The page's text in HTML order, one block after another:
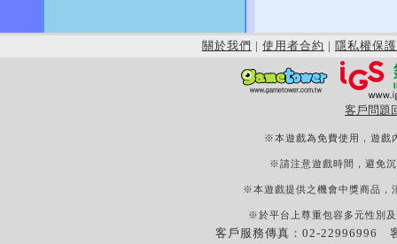
關於我們 | 使用者合約 | 隱私權保護
客戶問題
※本遊戲為免費使用，遊戲
※請注意遊戲時間，避免
※本遊戲提供之機會中獎商品，
※於平台上尊重包容多元性別
客戶服務傳真：02-22996996